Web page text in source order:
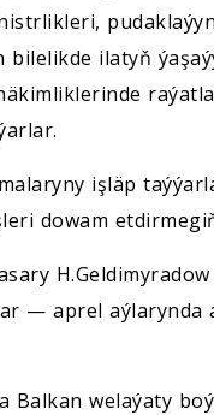
ilatyň
işläp
dowam
— aprel
Balkan welaýaty